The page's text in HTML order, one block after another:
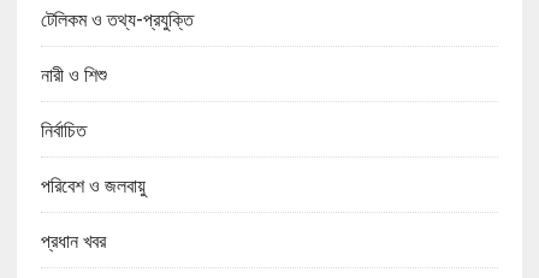
টেলিকম ও তথ্য-প্রযুক্তি
নারী ও শিশু
নির্বাচিত
পরিবেশ ও জলবায়ু
প্রধান খবর